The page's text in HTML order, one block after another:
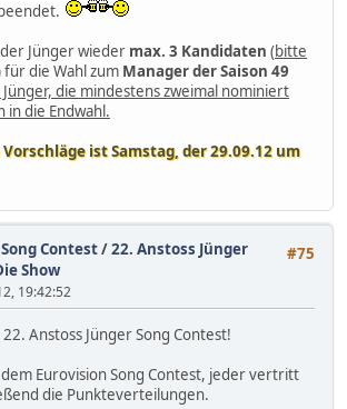
Jünger wieder max. 3 Kandidaten (bitte
für die Wahl zum Manager der Saison 49
Jünger, die mindestens zweimal nominiert
die Endwahl.
ist Samstag, der 29.09.12 um
#75
Contest/22. Anstoss Jünger
Show
19:42:52
Anstoss Jünger Song Contest!
Eurovision Song Contest, jeder vertritt
die Punkteverteilungen.